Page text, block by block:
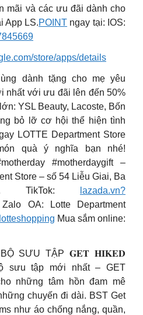
mãi và các ưu đãi dành cho
App LS.POINT ngay tại: IOS:
store/apps/details
dành tặng cho mẹ yêu
nhất với ưu đãi lên đến 50%
YSL Beauty, Lacoste, Bốn
bỏ lỡ cơ hội thể hiện tình
LOTTE Department Store
quà ý nghĩa bạn nhé!
#motherdaygift –
Store – số 54 Liễu Giai, Ba
TikTok:
lazada.vn?
Zalo OA: Lotte Department
lotteshopping Mua sắm online:
SƯU TẬP 𝐆𝐄𝐓 𝐇𝐈𝐊𝐄𝐃
sưu tập mới nhất – GET
những tâm hồn đam mê
chuyến đi dài. BST Get
như áo chống nắng, quần,